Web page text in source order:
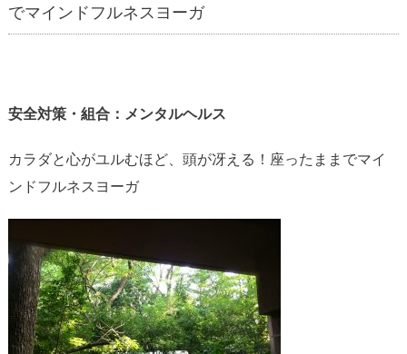
でマインドフルネスヨーガ
安全対策・組合：メンタルヘルス
カラダと心がユルむほど、頭が冴える！座ったままでマイ
ンドフルネスヨーガ